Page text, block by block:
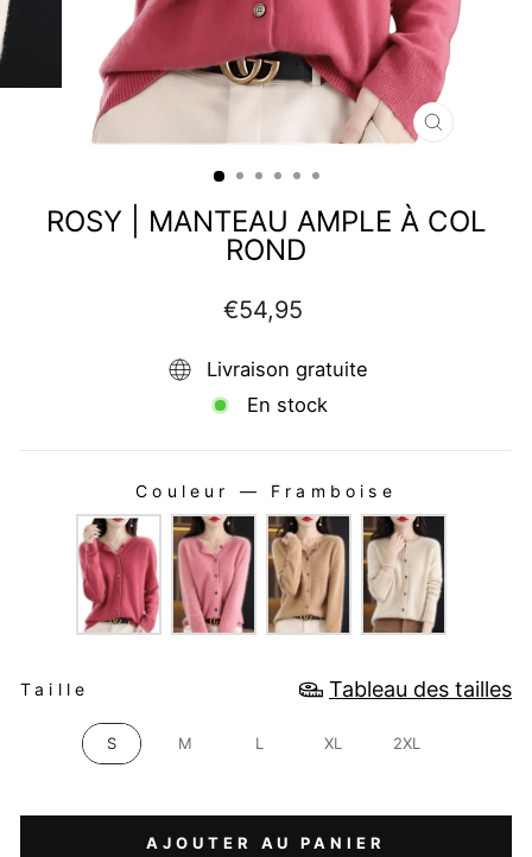
FERMER
ROSY | MANTEAU AMPLE À COL
ROND
Prix
régulier
€54,95
Livraison gratuite
En stock
Couleur — Framboise
COULEUR
Taille Tableau des tailles
S M L XL 2XL
AJOUTER AU PANIER